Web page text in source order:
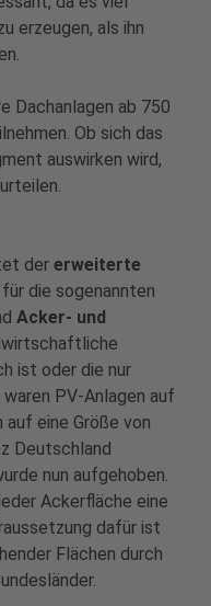
erzeugen, als ihn
Dachanlagen ab 750
Ob sich das
auswirken wird,
der erweiterte
die sogenannten
Acker- und
ist oder die nur
PV-Anlagen auf
eine Größe von
Deutschland
nun aufgehoben.
Ackerfläche eine
dafür ist
Flächen durch